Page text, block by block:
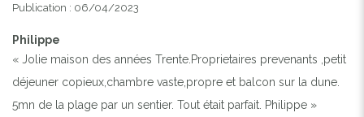
Publication : 06/04/2023
Philippe
« Jolie maison des années Trente.Proprietaires prevenants ,petit
déjeuner copieux,chambre vaste,propre et balcon sur la dune.
5mn de la plage par un sentier. Tout était parfait. Philippe »